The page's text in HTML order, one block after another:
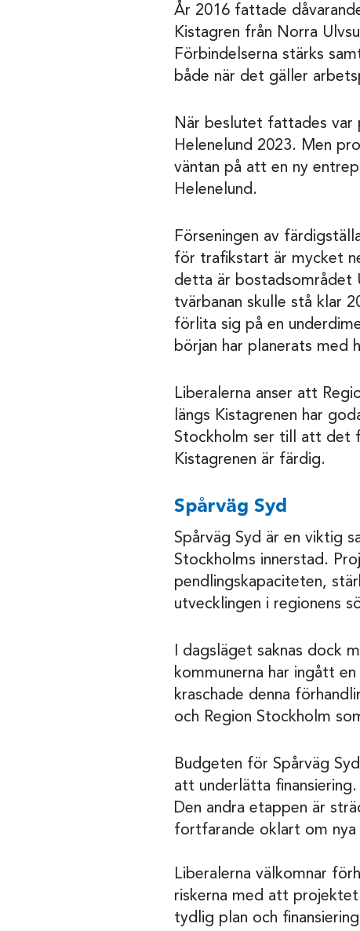
År 2016 fattade
Kistagren från Norra
Förbindelserna stärks
både när det gäller
När beslutet fattades var
Helenelund 2023. Men
väntan på att en ny
Helenelund.
Förseningen av
för trafikstart är mycket
detta är bostadsområdet
tvärbanan skulle stå klar
förlita sig på en
början har planerats med
Liberalerna anser att
längs Kistagrenen har
Stockholm ser till att det
Kistagrenen är färdig.
Spårväg Syd
Spårväg Syd är en viktig
Stockholms innerstad.
pendlingskapaciteten,
utvecklingen i regionens
I dagsläget saknas dock
kommunerna har ingått
kraschade denna
och Region Stockholm
Budgeten för Spårväg
att underlätta
Den andra etappen är
fortfarande oklart om
Liberalerna välkomnar
riskerna med att
tydlig plan och